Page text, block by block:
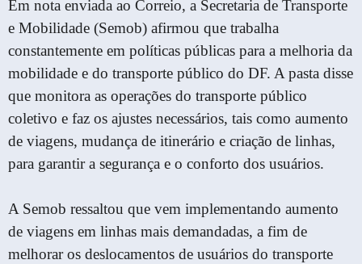
Em nota enviada ao Correio, a Secretaria de Transporte
e Mobilidade (Semob) afirmou que trabalha
constantemente em políticas públicas para a melhoria da
mobilidade e do transporte público do DF. A pasta disse
que monitora as operações do transporte público
coletivo e faz os ajustes necessários, tais como aumento
de viagens, mudança de itinerário e criação de linhas,
para garantir a segurança e o conforto dos usuários.
A Semob ressaltou que vem implementando aumento
de viagens em linhas mais demandadas, a fim de
melhorar os deslocamentos de usuários do transporte